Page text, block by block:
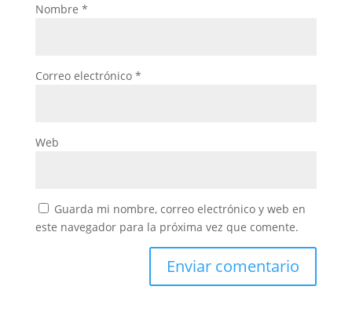
Nombre *
Correo electrónico *
Web
Guarda mi nombre, correo electrónico y web en
este navegador para la próxima vez que comente.